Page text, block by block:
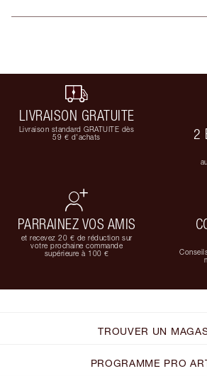
LIVRAISON GRATUITE
Livraison standard GRATUITE dès
59 € d'achats
2
PARRAINEZ VOS AMIS
et recevez 20 € de réduction sur
votre prochaine commande
supérieure à 100 €
TROUVER UN
PROGRAMME PRO